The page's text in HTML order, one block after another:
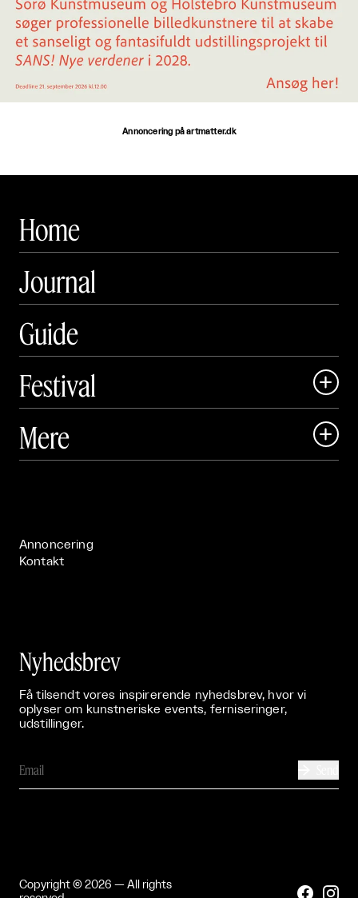
Annoncering på artmatter.dk
Home
Journal
Guide
Festival

 Art Matter Festival
Mere 
Annoncering
Kontakt
Nyhedsbrev
Få tilsendt vores inspirerende nyhedsbrev, hvor vi
oplyser om kunstneriske events, ferniseringer,
udstillinger.
Copyright © 2026 — All rights
 